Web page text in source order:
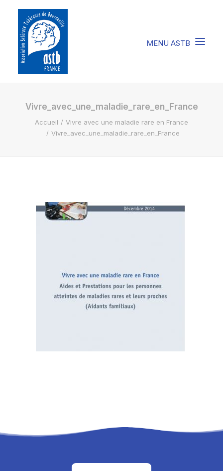
COMPRENDRE LA STB
SOIGNER LA STB
FAIRE UN DON
Vivre_avec_une_maladie_rare_en_France
Accueil
Vivre avec une maladie rare en France
Vivre_avec_une_maladie_rare_en_France